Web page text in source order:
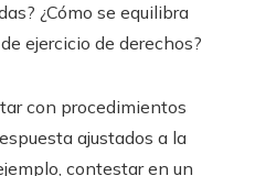
¿Cómo se equilibra
ejercicio de derechos?
con procedimientos
ajustados a la
contestar en un